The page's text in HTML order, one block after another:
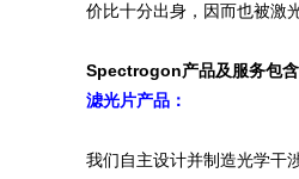
价比十分出身，因而也被激
Spectrogon产品及服务包含
滤光片产品：
我们自主设计并制造光学干